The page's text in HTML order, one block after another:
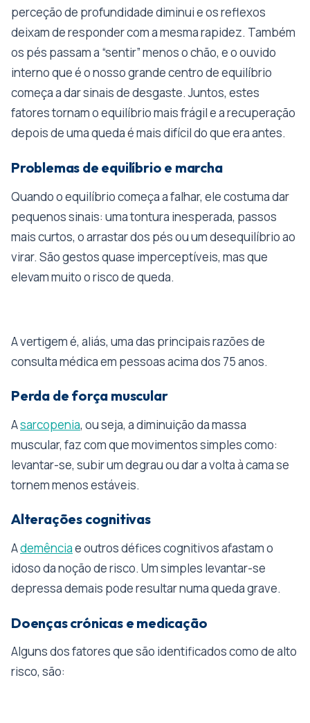
perceção de profundidade diminui e os reflexos
deixam de responder com a mesma rapidez. Também
os pés passam a “sentir” menos o chão, e o ouvido
interno que é o nosso grande centro de equilíbrio
começa a dar sinais de desgaste. Juntos, estes
fatores tornam o equilíbrio mais frágil e a recuperação
depois de uma queda é mais difícil do que era antes.
Problemas de equilíbrio e marcha
Quando o equilíbrio começa a falhar, ele costuma dar
pequenos sinais: uma tontura inesperada, passos
mais curtos, o arrastar dos pés ou um desequilíbrio ao
virar. São gestos quase imperceptíveis, mas que
elevam muito o risco de queda.
A vertigem é, aliás, uma das principais razões de
consulta médica em pessoas acima dos 75 anos.
Perda de força muscular
Asarcopenia, ou seja, a diminuição da massa
muscular, faz com que movimentos simples como:
levantar-se, subir um degrau ou dar a volta à cama se
tornem menos estáveis.
Alterações cognitivas
Ademênciae outros défices cognitivos afastam o
idoso da noção de risco. Um simples levantar-se
depressa demais pode resultar numa queda grave.
Doenças crónicas e medicação
Alguns dos fatores que são identificados como de alto
risco, são: